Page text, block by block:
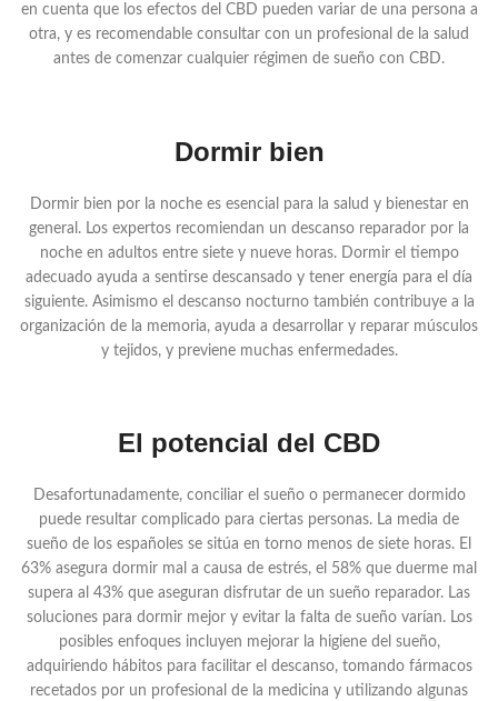
en cuenta que los efectos del CBD pueden variar de una persona a
otra, y es recomendable consultar con un profesional de la salud
antes de comenzar cualquier régimen de sueño con CBD.
Dormir bien
Dormir bien por la noche es esencial para la salud y bienestar en
general. Los expertos recomiendan un descanso reparador por la
noche en adultos entre siete y nueve horas. Dormir el tiempo
adecuado ayuda a sentirse descansado y tener energía para el día
siguiente. Asimismo el descanso nocturno también contribuye a la
organización de la memoria, ayuda a desarrollar y reparar músculos
y tejidos, y previene muchas enfermedades.
El potencial del CBD
Desafortunadamente, conciliar el sueño o permanecer dormido
puede resultar complicado para ciertas personas. La media de
sueño de los españoles se sitúa en torno menos de siete horas. El
63% asegura dormir mal a causa de estrés, el 58% que duerme mal
supera al 43% que aseguran disfrutar de un sueño reparador. Las
soluciones para dormir mejor y evitar la falta de sueño varían. Los
posibles enfoques incluyen mejorar la higiene del sueño,
adquiriendo hábitos para facilitar el descanso, tomando fármacos
recetados por un profesional de la medicina y utilizando algunas